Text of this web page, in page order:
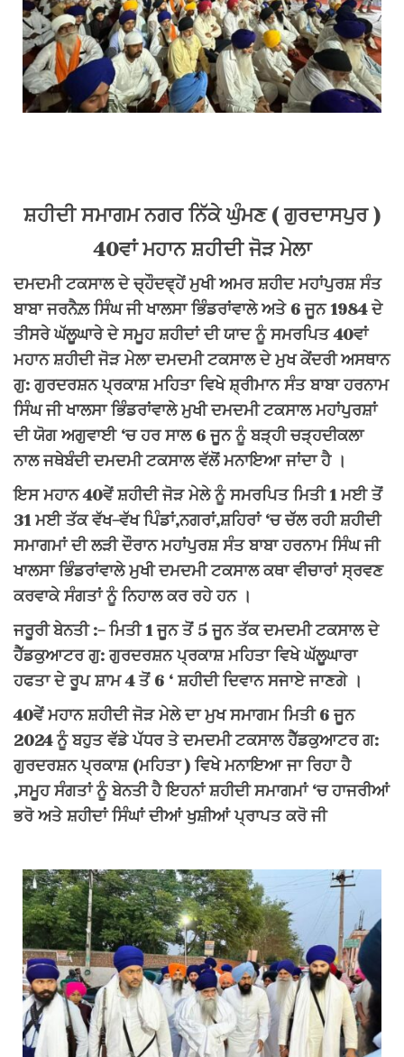
ਸ਼ਹੀਦੀ ਸਮਾਗਮ ਨਗਰ ਨਿੱਕੇ ਘੁੰਮਣ( ਗੁਰਦਾਸਪੁਰ )
40ਵਾਂ ਮਹਾਨ ਸ਼ਹੀਦੀ ਜੋੜ ਮੇਲਾ
ਦਮਦਮੀ ਟਕਸਾਲ ਦੇ ਚ੍ਹੌਦਵ੍ਹੇਂ ਮੁਖੀ ਅਮਰ ਸ਼ਹੀਦ ਮਹਾਂਪੁਰਸ਼ ਸੰਤ
ਬਾਬਾ ਜਰਨੈਲ਼ ਸਿੰਘ ਜੀ ਖਾਲਸਾ ਭਿੰਡਰਾਂਵਾਲੇ ਅਤੇ 6 ਜੂਨ 1984 ਦੇ
ਤੀਸਰੇ ਘੱਲੂਘਾਰੇ ਦੇ ਸਮੂਹ ਸ਼ਹੀਦਾਂ ਦੀ ਯਾਦ ਨੂੰ ਸਮਰਪਿਤ 40ਵਾਂ
ਮਹਾਨ ਸ਼ਹੀਦੀ ਜੋੜ ਮੇਲਾ ਦਮਦਮੀ ਟਕਸਾਲ ਦੇ ਮੁਖ ਕੇਂਦਰੀ ਅਸਥਾਨ
ਗੁ: ਗੁਰਦਰਸ਼ਨ ਪ੍ਰਕਾਸ਼ ਮਹਿਤਾ ਵਿਖੇ ਸ਼੍ਰੀਮਾਨ ਸੰਤ ਬਾਬਾ ਹਰਨਾਮ
ਸਿੰਘ ਜੀ ਖਾਲਸਾ ਭਿੰਡਰਾਂਵਾਲੇ ਮੁਖੀ ਦਮਦਮੀ ਟਕਸਾਲ ਮਹਾਂਪੁਰਸ਼ਾਂ
ਦੀ ਯੋਗ ਅਗੁਵਾਈ ‘ਚ ਹਰ ਸਾਲ 6 ਜੂਨ ਨੂੰ ਬੜ੍ਹੀ ਚੜ੍ਹਦੀਕਲਾ
ਨਾਲ ਜਥੇਬੰਦੀ ਦਮਦਮੀ ਟਕਸਾਲ ਵੱਲੋਂ ਮਨਾਇਆ ਜਾਂਦਾ ਹੈ ।
ਇਸ ਮਹਾਨ 40ਵੇਂ ਸ਼ਹੀਦੀ ਜੋੜ ਮੇਲੇ ਨੂੰ ਸਮਰਪਿਤ ਮਿਤੀ 1 ਮਈ ਤੋਂ
31 ਮਈ ਤੱਕ ਵੱਖ-ਵੱਖ ਪਿੰਡਾਂ,ਨਗਰਾਂ,ਸ਼ਹਿਰਾਂ ‘ਚ ਚੱਲ ਰਹੀ ਸ਼ਹੀਦੀ
ਸਮਾਗਮਾਂ ਦੀ ਲੜੀ ਦੌਰਾਨ ਮਹਾਂਪੁਰਸ਼ ਸੰਤ ਬਾਬਾ ਹਰਨਾਮ ਸਿੰਘ ਜੀ
ਖਾਲਸਾ ਭਿੰਡਰਾਂਵਾਲੇ ਮੁਖੀ ਦਮਦਮੀ ਟਕਸਾਲ ਕਥਾ ਵੀਚਾਰਾਂ ਸ੍ਰਵਣ
ਕਰਵਾਕੇ ਸੰਗਤਾਂ ਨੂੰ ਨਿਹਾਲ ਕਰ ਰਹੇ ਹਨ ।
ਜਰੂਰੀ ਬੇਨਤੀ :- ਮਿਤੀ 1 ਜੂਨ ਤੋਂ 5 ਜੂਨ ਤੱਕ ਦਮਦਮੀ ਟਕਸਾਲ ਦੇ
ਹੈੱਡਕੁਆਟਰ ਗੁ: ਗੁਰਦਰਸ਼ਨ ਪ੍ਰਕਾਸ਼ ਮਹਿਤਾ ਵਿਖੇ ਘੱਲੂਘਾਰਾ
ਹਫਤਾ ਦੇ ਰੂਪ ਸ਼ਾਮ 4 ਤੋਂ 6 ‘ ਸ਼ਹੀਦੀ ਦਿਵਾਨ ਸਜਾਏ ਜਾਣਗੇ ।
40ਵੇਂ ਮਹਾਨ ਸ਼ਹੀਦੀ ਜੋੜ ਮੇਲੇ ਦਾ ਮੁਖ ਸਮਾਗਮ ਮਿਤੀ 6 ਜੂਨ
2024 ਨੂੰ ਬਹੁਤ ਵੱਡੇ ਪੱਧਰ ਤੇ ਦਮਦਮੀ ਟਕਸਾਲ ਹੈੱਡਕੁਆਟਰ ਗ:
ਗੁਰਦਰਸ਼ਨ ਪ੍ਰਕਾਸ਼ (ਮਹਿਤਾ ) ਵਿਖੇ ਮਨਾਇਆ ਜਾ ਰਿਹਾ ਹੈ
,ਸਮੂਹ ਸੰਗਤਾਂ ਨੂੰ ਬੇਨਤੀ ਹੈ ਇਹਨਾਂ ਸ਼ਹੀਦੀ ਸਮਾਗਮਾਂ ‘ਚ ਹਾਜਰੀਆਂ
ਭਰੋ ਅਤੇ ਸ਼ਹੀਦਾਂ ਸਿੰਘਾਂ ਦੀਆਂ ਖੁਸ਼ੀਆਂ ਪ੍ਰਾਪਤ ਕਰੋ ਜੀ